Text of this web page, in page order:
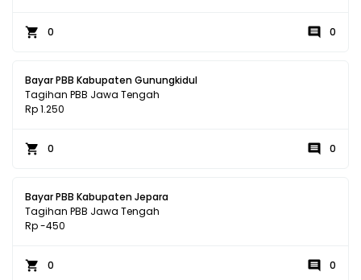
0 0
Bayar PBB Kabupaten Gunungkidul
Tagihan PBB Jawa Tengah
Rp 1.250
0 0
Bayar PBB Kabupaten Jepara
Tagihan PBB Jawa Tengah
Rp -450
0 0